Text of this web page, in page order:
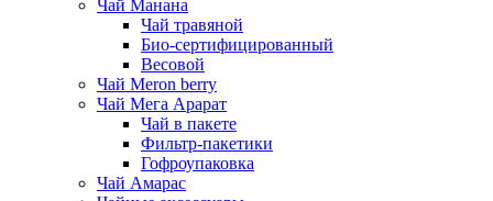
Чай Манана
Чай травяной
Био-сертифицированный
Весовой
Чай Meron berry
Чай Мега Арарат
Чай в пакете
Фильтр-пакетики
Гофроупаковка
Чай Амарас